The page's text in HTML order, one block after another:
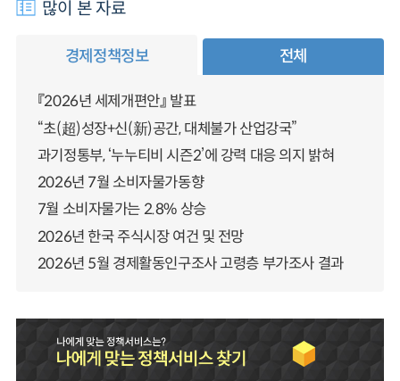
많이 본 자료
경제정책정보 전체
『2026년 세제개편안』 발표
“초(超)성장+신(新)공간, 대체불가 산업강국”
과기정통부, ‘누누티비 시즌2’에 강력 대응 의지 밝혀
2026년 7월 소비자물가동향
7월 소비자물가는 2.8% 상승
2026년 한국 주식시장 여건 및 전망
2026년 5월 경제활동인구조사 고령층 부가조사 결과